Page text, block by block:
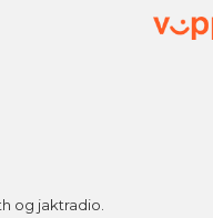
og jaktradio.